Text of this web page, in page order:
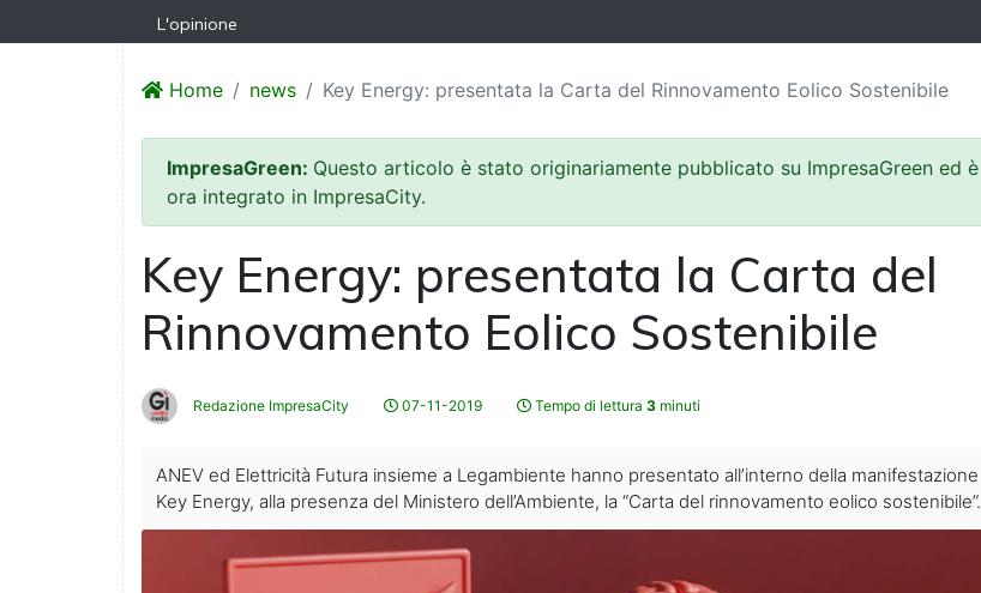
L'opinione
Home news Key Energy: presentata la Carta del Rinnovamento Eolico Sostenibile
ImpresaGreen: Questo articolo è stato originariamente pubblicato su ImpresaGreen ed è
ora integrato in ImpresaCity.
Key Energy: presentata la Carta del
Rinnovamento Eolico Sostenibile
Redazione ImpresaCity 07-11-2019 Tempo di lettura 3 minuti
ANEV ed Elettricità Futura insieme a Legambiente hanno presentato all’interno della manifestazione
Key Energy, alla presenza del Ministero dell’Ambiente, la “Carta del rinnovamento eolico sostenibile”.